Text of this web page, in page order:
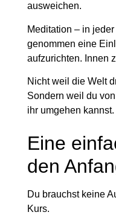
ausweichen.
Meditation – in
genommen eine
aufzurichten. Innen
Nicht weil die Welt
Sondern weil du
ihr umgehen kannst.
Eine
den
Du brauchst keine
Kurs.